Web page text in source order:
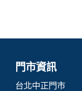
門市資訊
台北中正門市